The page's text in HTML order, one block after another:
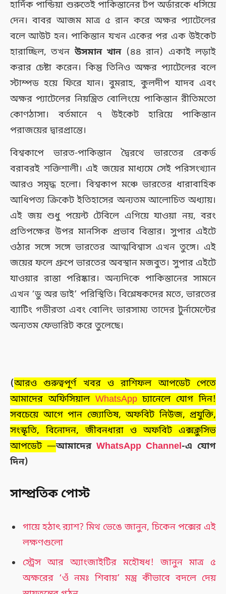
হার্দিক পান্ডিয়া শুরুতেই পাকিস্তানের টপ অর্ডারকে ধসিয়ে
দেন। বাবর আজম মাত্র ৫ রান করে অক্ষর প্যাটেলের
বলে আউট হন। পাকিস্তান যখন একের পর এক উইকেট
হারাচ্ছিল, তখনউসমান খান(৪৪ রান) একাই লড়াই
করার চেষ্টা করেন। কিন্তু তিনিও অক্ষর প্যাটেলের বলে
স্টাম্পড হয়ে ফিরে যান। বুমরাহ, কুলদীপ যাদব এবং
অক্ষর প্যাটেলের নিয়ন্ত্রিত বোলিংয়ে পাকিস্তান রীতিমতো
কোণঠাসা। বর্তমানে ৭ উইকেট হারিয়ে পাকিস্তান
পরাজয়ের দ্বারপ্রান্তে।
বিশ্বকাপে ভারত-পাকিস্তান দ্বৈরথে ভারতের রেকর্ড
বরাবরই শক্তিশালী। এই জয়ের মাধ্যমে সেই পরিসংখ্যান
আরও সমৃদ্ধ হলো। বিশ্বকাপ মঞ্চে ভারতের ধারাবাহিক
আধিপত্য ক্রিকেট ইতিহাসের অন্যতম আলোচিত অধ্যায়।
এই জয় শুধু পয়েন্ট টেবিলে এগিয়ে যাওয়া নয়, বরং
প্রতিপক্ষের উপর মানসিক প্রভাব বিস্তার। সুপার এইটে
ওঠার সঙ্গে সঙ্গে ভারতের আত্মবিশ্বাস এখন তুঙ্গে। এই
জয়ের ফলে গ্রুপে ভারতের অবস্থান মজবুত। সুপার এইটে
যাওয়ার রাস্তা পরিষ্কার। অন্যদিকে পাকিস্তানের সামনে
এখন ‘ডু অর ডাই’ পরিস্থিতি। বিশ্লেষকদের মতে, ভারতের
ব্যাটিং গভীরতা এবং বোলিং ভারসাম্য তাদের টুর্নামেন্টের
অন্যতম ফেভারিট করে তুলেছে।
(আরও গুরুত্বপূর্ণ খবর ও রাশিফল আপডেট পেতে
আমাদের অফিসিয়াল WhatsAppচ্যানেলে যোগ দিন!
সবচেয়ে আগে পান জ্যোতিষ, অফবিট নিউজ, প্রযুক্তি,
সংস্কৃতি, বিনোদন, জীবনধারা ও অফবিট এক্সক্লুসিভ
আপডেট —আমাদের WhatsApp Channel-এ যোগ
দিন)
সাম্প্রতিক পোস্ট
গায়ে হঠাৎ র‍্যাশ? মিথ ভেঙে জানুন, চিকেন পক্সের এই
লক্ষণগুলো
স্ট্রেস আর অ্যাংজাইটির মহৌষধ! জানুন মাত্র ৫
অক্ষরের ‘ওঁ নমঃ শিবায়’ মন্ত্র কীভাবে বদলে দেয়